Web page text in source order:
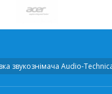
звукознімача Audio-